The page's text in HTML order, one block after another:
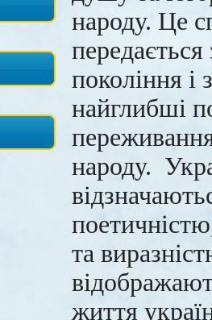
народу. Це
покоління і
найглибші
народу.
та
життя